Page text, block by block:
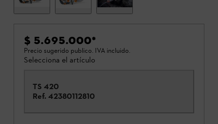
$ 5.695.000*
Precio sugerido publico. IVA incluido.
Selecciona el artículo
TS 420
Ref. 42380112810